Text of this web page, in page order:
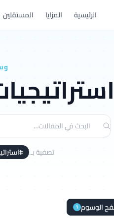
الرئيسية المزايا المستقلين
تصفية بـ:
الوسوم 1